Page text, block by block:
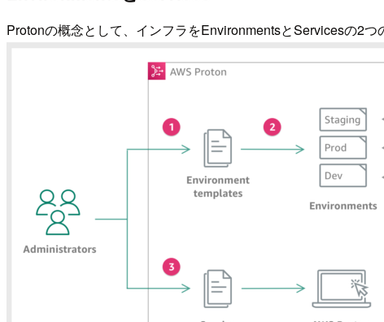
Protonの概念として、インフラをEnvironmentsとServicesの2